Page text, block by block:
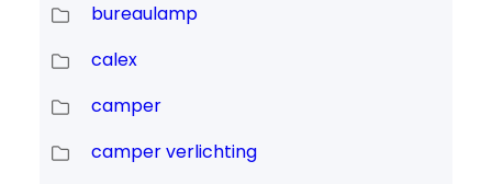
bureaulamp
calex
camper
camper verlichting